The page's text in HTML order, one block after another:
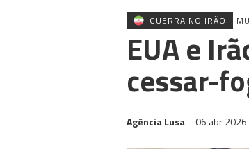
GUERRA NO IRÃO
EUA e
cessar-
Agência Lusa 06 abr 2026